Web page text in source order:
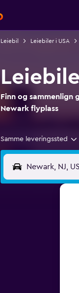
Leiebil Leiebiler i USA
Finn og sammenlign
Newark flyplass
Samme leveringssted